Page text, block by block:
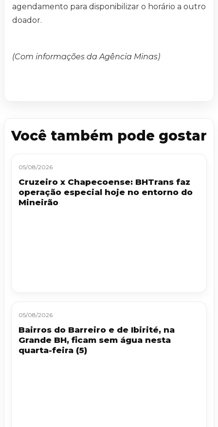
agendamento para disponibilizar o horário a outro
doador.
(Com informações da Agência Minas)
Você também pode gostar
05/08/2026
Cruzeiro x Chapecoense: BHTrans faz
operação especial hoje no entorno do
Mineirão
05/08/2026
Bairros do Barreiro e de Ibirité, na
Grande BH, ficam sem água nesta
quarta-feira (5)